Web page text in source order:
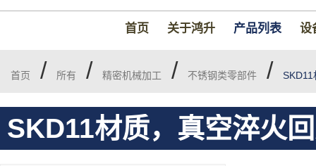
首页 关于鸿升 产品列表 设
首页 / 所有 / 精密机械加工 / 不锈钢类零部件 /
SKD11材质，真空淬火